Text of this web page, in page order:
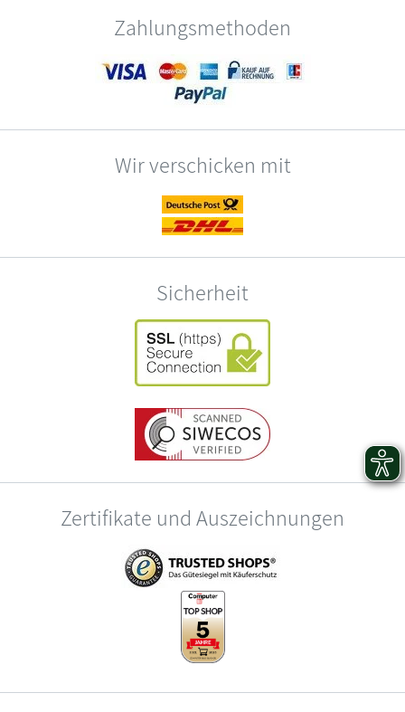
Zahlungsmethoden
Wir verschicken mit
Sicherheit
Zertifikate und Auszeichnungen